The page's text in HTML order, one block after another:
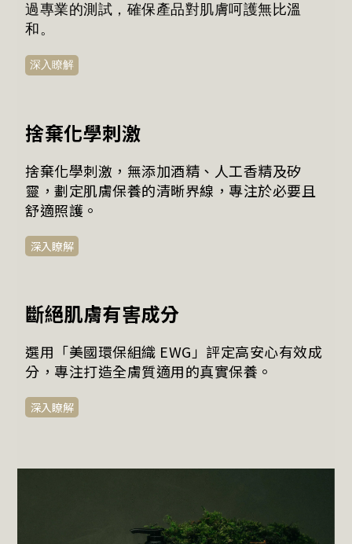
過專業的測試，確保產品對肌膚呵護無比溫
和。
深入瞭解
捨棄化學刺激
捨棄化學刺激，無添加酒精、人工香精及矽
靈，劃定肌膚保養的清晰界線，專注於必要且
舒適照護。
深入瞭解
斷絕肌膚有害成分
選用「美國環保組織 EWG」評定高安心有效成
分，專注打造全膚質適用的真實保養。
深入瞭解